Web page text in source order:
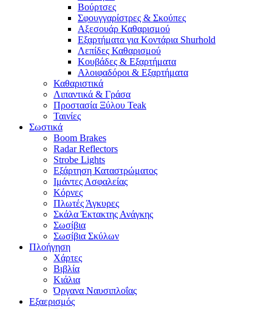
Βούρτσες
Σφουγγαρίστρες & Σκούπες
Αξεσουάρ Καθαρισμού
Εξαρτήματα για Κοντάρια Shurhold
Λεπίδες Καθαρισμού
Κουβάδες & Εξαρτήματα
Αλοιφαδόροι & Εξαρτήματα
Καθαριστικά
Λιπαντικά & Γράσα
Προστασία Ξύλου Teak
Ταινίες
Σωστικά
Boom Brakes
Radar Reflectors
Strobe Lights
Εξάρτηση Καταστρώματος
Ιμάντες Ασφαλείας
Κόρνες
Πλωτές Άγκυρες
Σκάλα Έκτακτης Ανάγκης
Σωσίβια
Σωσίβια Σκύλων
Πλοήγηση
Χάρτες
Βιβλία
Κιάλια
Όργανα Ναυσιπλοΐας
Εξαερισμός